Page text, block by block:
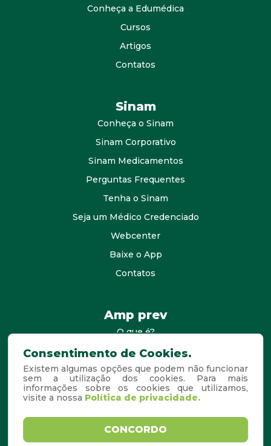
Conheça a Edumédica
Cursos
Artigos
Contatos
Sinam
Conheça o Sinam
Sinam Corporativo
Sinam Medicamentos
Perguntas Frequentes
Tenha o Sinam
Seja um Médico Credenciado
Webcenter
Baixe o App
Contatos
Amp prev
O que é?
consultores
Agende Sua Visita
Perguntas Frequentes
Copyright © 2026. Todos os
Consentimento de Cookies.
Existem algumas opções que podem não funcionar
sem a utilização dos cookies. Para mais
informações sobre os cookies que utilizamos,
visite a nossa Política de privacidade.
CONCORDO